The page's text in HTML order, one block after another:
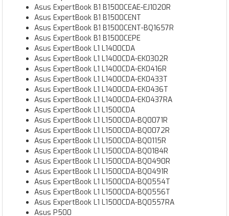
Asus ExpertBook B1 B1500CEAE-EJ1020R
Asus ExpertBook B1 B1500CENT
Asus ExpertBook B1 B1500CENT-BQ1657R
Asus ExpertBook B1 B1500CEPE
Asus ExpertBook L1 L1400CDA
Asus ExpertBook L1 L1400CDA-EK0302R
Asus ExpertBook L1 L1400CDA-EK0416R
Asus ExpertBook L1 L1400CDA-EK0433T
Asus ExpertBook L1 L1400CDA-EK0436T
Asus ExpertBook L1 L1400CDA-EK0437RA
Asus ExpertBook L1 L1500CDA
Asus ExpertBook L1 L1500CDA-BQ0071R
Asus ExpertBook L1 L1500CDA-BQ0072R
Asus ExpertBook L1 L1500CDA-BQ0115R
Asus ExpertBook L1 L1500CDA-BQ0184R
Asus ExpertBook L1 L1500CDA-BQ0490R
Asus ExpertBook L1 L1500CDA-BQ0491R
Asus ExpertBook L1 L1500CDA-BQ0554T
Asus ExpertBook L1 L1500CDA-BQ0556T
Asus ExpertBook L1 L1500CDA-BQ0557RA
Asus P500